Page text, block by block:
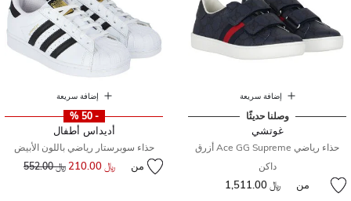
إضافة سريعة
وصلنا حديثًا
غوتشي
حذاء رياضي Ace GG Supreme أزرق
داكن
من ﷼ 1,511.00
إضافة سريعة
- 50 %
أديداس أطفال
حذاء سوبرستار رياضي باللون الأبيض
من ﷼ 210.00 سعر مخفض من
﷼ 552.00 إلى